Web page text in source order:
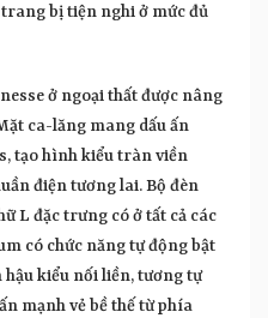
bị tiện nghi ở mức đủ
ở ngoại thất được nâng
ca-lăng mang dấu ấn
tạo hình kiểu tràn viền
điện tương lai. Bộ đèn
L đặc trưng có ở tất cả các
có chức năng tự động bật
kiểu nối liền, tương tự
mạnh vẻ bề thế từ phía